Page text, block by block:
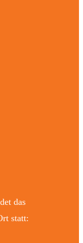
das
statt: